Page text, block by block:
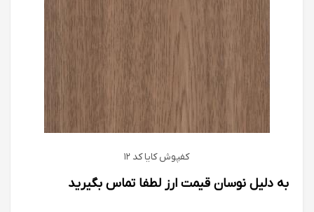
کفپوش كايا كد 12
به دلیل نوسان قیمت ارز لطفا تماس بگیرید